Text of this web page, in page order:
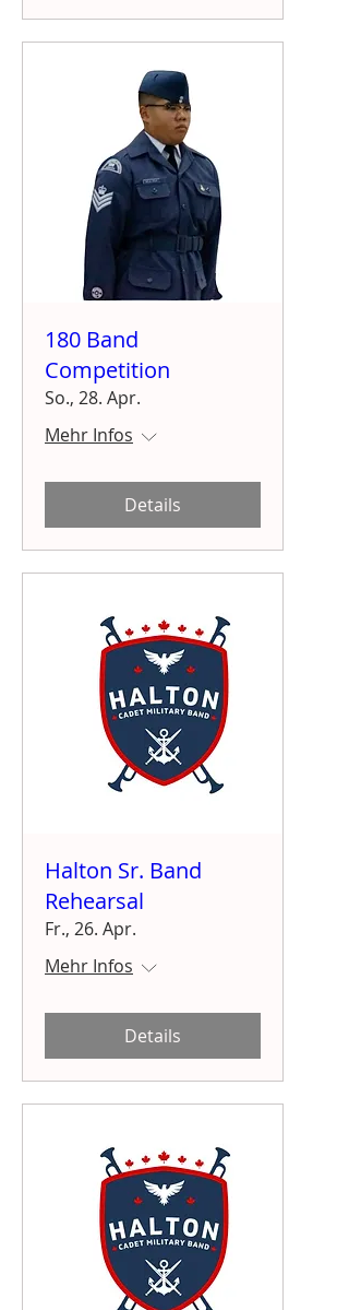
180 Band
Competition
So., 28. Apr.
Mehr Infos
Details
Halton Sr. Band
Rehearsal
Fr., 26. Apr.
Mehr Infos
Details